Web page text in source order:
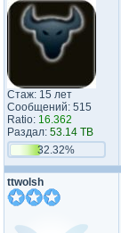
Стаж: 15 лет
Сообщений: 515
Ratio: 16.362
Раздал: 53.14 TB
32.32%
ttwolsh